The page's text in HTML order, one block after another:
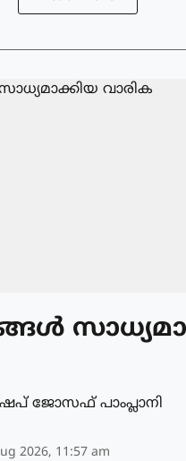
ജോസഫ് പാംപ്ലാനി
2026, 11:57 am